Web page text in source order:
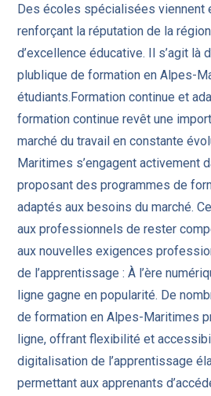
Des écoles spécialisées viennent
renforçant la réputation de la
d’excellence éducative. Il s’agit là
plublique de formation en Alpes-
étudiants.Formation continue et
formation continue revêt une
marché du travail en constante
Maritimes s’engagent activement
proposant des programmes de
adaptés aux besoins du marché.
aux professionnels de rester
aux nouvelles exigences
de l’apprentissage : À l’ère
ligne gagne en popularité. De
de formation en Alpes-Maritimes
ligne, offrant flexibilité et
digitalisation de l’apprentissage
permettant aux apprenants